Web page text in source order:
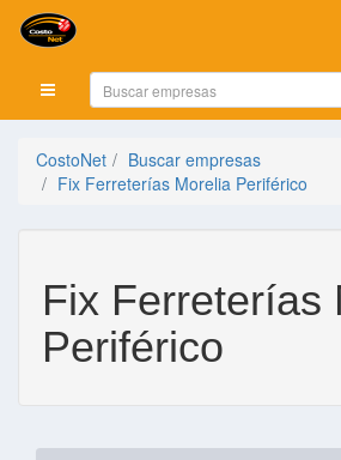
Mostrar menú
CostoNet
Buscar empresas
Fix Ferreterías Morelia Periférico
Fix Ferreterías
Periférico